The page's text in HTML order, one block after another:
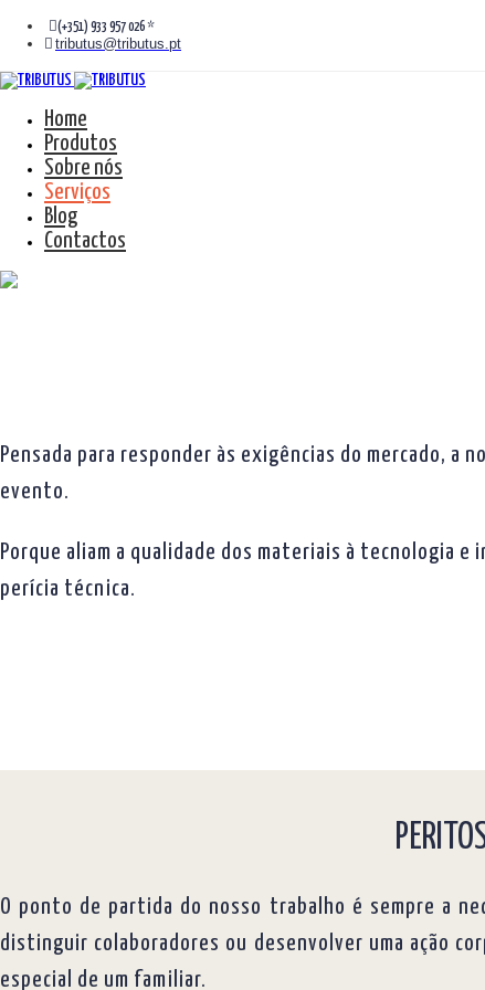
(+351) 933 957 026 *
tributus@tributus.pt
Home
Produtos
Sobre nós
Serviços
Blog
Contactos
Pensada para responder às exigências do mercado, a
evento.
Porque aliam a qualidade dos materiais à tecnologia
perícia técnica.
O ponto de partida do nosso trabalho é sempre a
distinguir colaboradores ou desenvolver uma ação
especial de um familiar.